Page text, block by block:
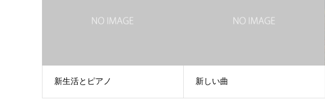
新生活とピアノ 新しい曲